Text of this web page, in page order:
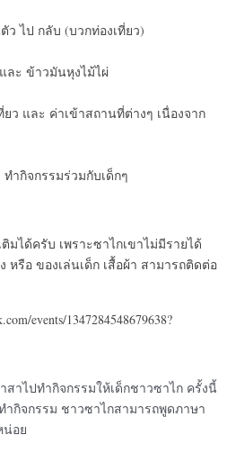
ว ไป กลับ (บวกท่องเที่ยว)
ละ ข้าวมันหุงไม้ไผ่
ว และ ค่าเข้าสถานที่ต่างๆ เนื่องจาก
ำกิจกรรมร่วมกับเด็กๆ
มได้ครับ เพราะซาไกเขาไม่มีรายได้
หรือ ของเล่นเด็ก เสื้อผ้า สามารถติดต่อ
events/1347284548679638?
สาไปทำกิจกรรมให้เด็กชาวซาไก ครั้งนี้
ำกิจกรรม ชาวซาไกสามารถพูดภาษา
น่อย